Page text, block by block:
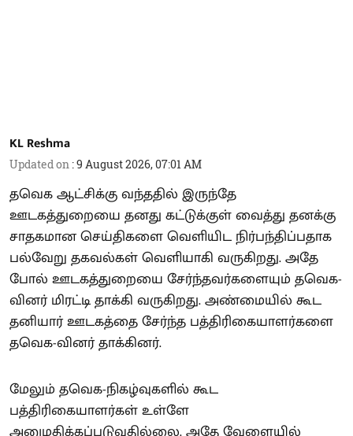
KL Reshma
Updated on :9 August 2026, 07:01 AM
தவெக ஆட்சிக்கு வந்ததில் இருந்தே
ஊடகத்துறையை தனது கட்டுக்குள் வைத்து தனக்கு
சாதகமான செய்திகளை வெளியிட நிர்பந்திப்பதாக
பல்வேறு தகவல்கள் வெளியாகி வருகிறது. அதே
போல் ஊடகத்துறையை சேர்ந்தவர்களையும் தவெக-
வினர் மிரட்டி தாக்கி வருகிறது. அண்மையில் கூட
தனியார் ஊடகத்தை சேர்ந்த பத்திரிகையாளர்களை
தவெக-வினர் தாக்கினர்.
மேலும் தவெக-நிகழ்வுகளில் கூட
பத்திரிகையாளர்கள் உள்ளே